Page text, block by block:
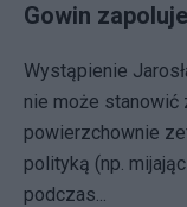
Gowin
Wystąpienie
nie może stanowić
powierzchownie
polityką (np.
podczas...